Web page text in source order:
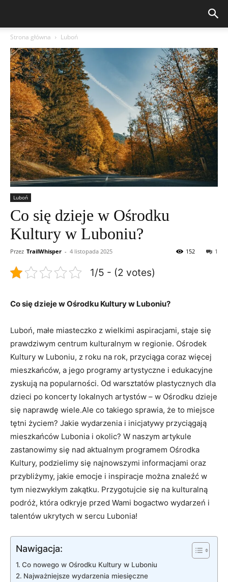
Strona główna Luboń
Luboń
Co się dzieje w Ośrodku
Kultury w Luboniu?
Przez TrailWhisper - 4 listopada 2025 1
152
1/5 - (2 votes)
Co się dzieje w Ośrodku Kultury w Luboniu?
Luboń, małe miasteczko z wielkimi aspiracjami, staje się
prawdziwym centrum kulturalnym w regionie. Ośrodek
Kultury w Luboniu, z roku na rok, przyciąga coraz więcej
mieszkańców, a jego programy artystyczne i edukacyjne
zyskują na popularności. Od warsztatów plastycznych dla
dzieci po koncerty lokalnych artystów – w Ośrodku dzieje
się naprawdę wiele.Ale co takiego sprawia, że to miejsce
tętni życiem? Jakie wydarzenia i inicjatywy przyciągają
mieszkańców Lubonia i okolic? W naszym artykule
zastanowimy się nad aktualnym programem Ośrodka
Kultury, podzielimy się najnowszymi informacjami oraz
przybliżymy, jakie emocje i inspiracje można znaleźć w
tym niezwykłym zakątku. Przygotujcie się na kulturalną
podróż, która odkryje przed Wami bogactwo wydarzeń i
talentów ukrytych w sercu Lubonia!
Nawigacja:
Co nowego w Ośrodku Kultury w Luboniu
Najważniejsze wydarzenia miesięczne